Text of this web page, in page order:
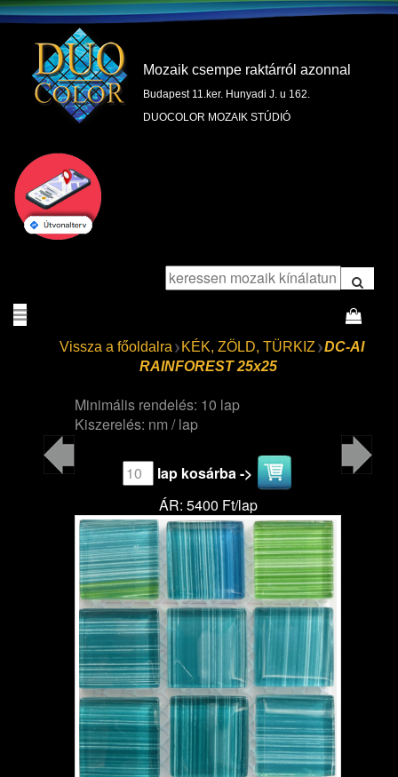
Mozaik csempe raktárról azonnal
Budapest 11.ker. Hunyadi J. u 162.
DUOCOLOR MOZAIK STÚDIÓ
Vissza a főoldalra KÉK, ZÖLD, TÜRKIZ
DC-AI
RAINFOREST 25x25
Minimális rendelés: 10 lap
Kiszerelés: nm / lap
lap kosárba ->
ÁR: 5400 Ft/lap